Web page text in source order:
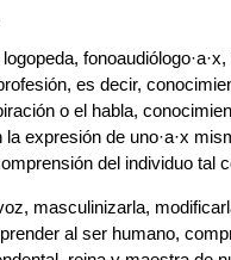
es decir,
o el habla,
la expresión de uno·a·x
del individuo tal
masculinizarla,
al ser humano,